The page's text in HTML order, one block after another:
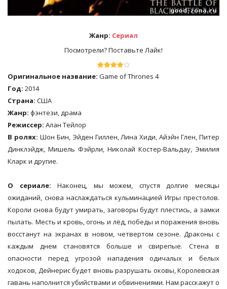
Жанр: Сериал
Посмотрели? Поставьте Лайк!
Оригинальное название: Game of Thrones 4
Год: 2014
Страна: США
Жанр: фэнтези, драма
Режиссер: Алан Тейлор
В ролях: Шон Бин, Эйден Гиллен, Лина Хиди, Айэйн Глен, Питер
Динклэйдж, Мишель Фэйрли, Николай Костер-Вальдау, Эмилия
Кларк и другие.
О сериале:Наконец, мы можем, спустя долгие месяцы
ожиданий, снова наслаждаться кульминацией Игры престолов.
Короли снова будут умирать, заговоры будут плестись, а замки
пылать. Месть и кровь, огонь и лёд, победы и поражения вновь
восстанут на экранах в новом, четвертом сезоне. Драконы с
каждым днем становятся больше и свирепые. Стена в
опасности перед угрозой нападения одичалых и белых
ходоков, Дейнерис будет вновь разрушать оковы, Королевская
гавань наполнится убийствами и обвинениями. Нам расскажут о